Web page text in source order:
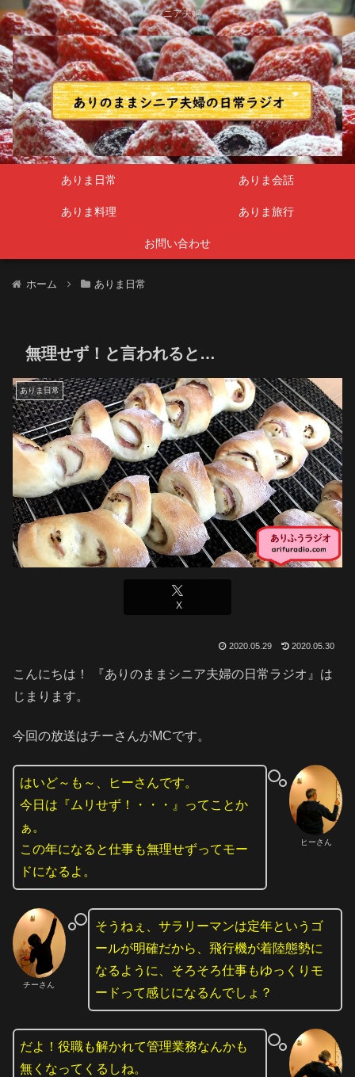
シニア夫婦
ありま日常 ありま会話
ありま料理 ありま旅行
お問い合わせ
ホーム ありま日常
無理せず！と言われると…
ありま日常
X
2020.05.29 2020.05.30
こんにちは！ 『ありのままシニア夫婦の日常ラジオ』は
じまります。
今回の放送はチーさんがMCです。
ヒーさん
はいど～も～、ヒーさんです。
今日は『ムリせず！・・・』ってことか
ぁ。
この年になると仕事も無理せずってモー
ドになるよ。
チーさん
そうねぇ、サラリーマンは定年というゴ
ールが明確だから、飛行機が着陸態勢に
なるように、そろそろ仕事もゆっくりモ
ードって感じになるんでしょ？
だよ！役職も解かれて管理業務なんかも
無くなってくるしね。